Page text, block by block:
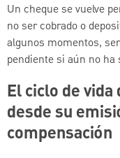
Un cheque se vuelve
no ser cobrado o
algunos momentos,
pendiente si aún no ha
El ciclo de
desde su
compensación